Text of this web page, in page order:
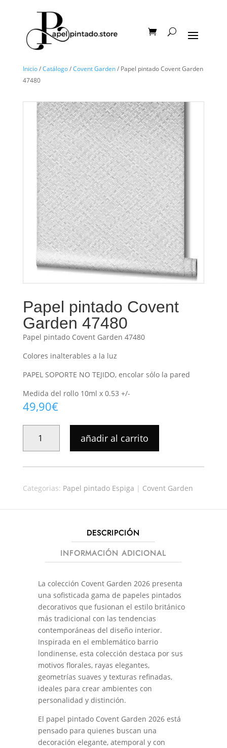
Inicio/Catálogo/Covent Garden/ Papel pintado Covent Garden
47480
Papel pintado Covent
Garden 47480
Papel pintado Covent Garden 47480
Colores inalterables a la luz
PAPEL SOPORTE NO TEJIDO, encolar sólo la pared
Medida del rollo 10ml x 0.53 +/-
49,90€
PINTADO
COVENT
GARDEN
CANTIDAD
añadir al carrito
Categorias: Papel pintado Espiga | Covent Garden
DESCRIPCIÓN
INFORMACIÓN ADICIONAL
La colección Covent Garden 2026 presenta
una sofisticada gama de papeles pintados
decorativos que fusionan el estilo británico
más tradicional con las tendencias
contemporáneas del diseño interior.
Inspirada en el emblemático barrio
londinense, esta colección destaca por sus
motivos florales, rayas elegantes,
geometrías suaves y texturas refinadas,
ideales para crear ambientes con
personalidad y distinción.
El papel pintado Covent Garden 2026 está
pensado para quienes buscan una
decoración elegante, atemporal y con